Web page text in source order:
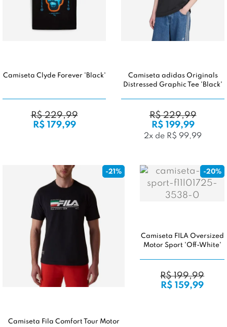
Camiseta Clyde Forever 'Black'
R$ 229,99
R$ 179,99
Camiseta adidas Originals
Distressed Graphic Tee 'Black'
R$ 229,99
R$ 199,99
2x de R$ 99,99
-21%
Camiseta Fila Comfort Tour Motor
-20%
Camiseta FILA Oversized
Motor Sport 'Off-White'
R$ 199,99
R$ 159,99